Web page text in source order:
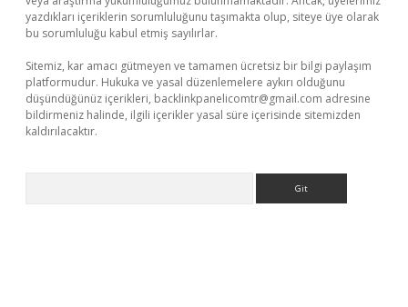
yazdıkları içeriklerin sorumluluğunu taşımakta olup, siteye üye olarak
bu sorumluluğu kabul etmiş sayılırlar.
Sitemiz, kar amacı gütmeyen ve tamamen ücretsiz bir bilgi paylaşım
platformudur. Hukuka ve yasal düzenlemelere aykırı olduğunu
düşündüğünüz içerikleri, backlinkpanelicomtr@gmail.com adresine
bildirmeniz halinde, ilgili içerikler yasal süre içerisinde sitemizden
kaldırılacaktır.